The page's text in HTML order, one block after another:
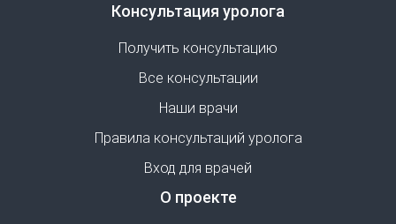
Консультация уролога
Получить консультацию
Все консультации
Наши врачи
Правила консультаций уролога
Вход для врачей
О проекте